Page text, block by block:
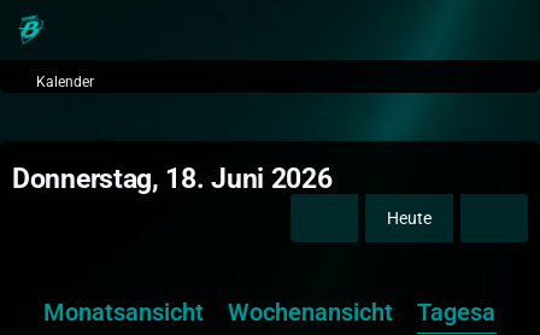
Kalender
Donnerstag, 18. Juni 2026
Heute
Monatsansicht Wochenansicht